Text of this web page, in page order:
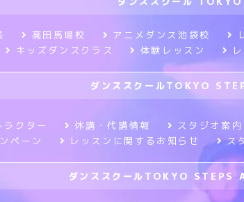
高田馬場校 アニメダンス池袋校
キッズダンスクラス 体験レッスン
ダンススクールTOKYO
ラクター 休講・代講情報 スタジオ案内
ペーン
レッスンに関するお知らせ ス
ダンススクールTOKYO STEPS